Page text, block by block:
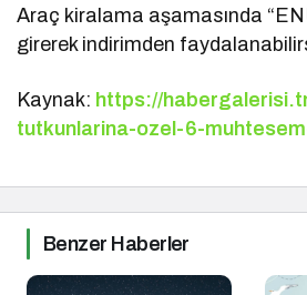
Araç kiralama aşamasında
girerek indirimden
Kaynak: https://
tutkunlarina-ozel-6-
Benzer Haberler